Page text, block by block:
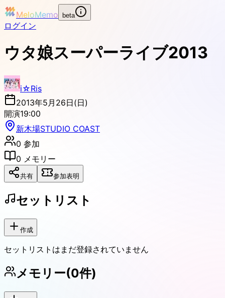
MeloMemo beta
ログイン
ウタ娘スーパーライブ2013
i☆Ris
2013年5月26日(日)
開演19:00
新木場STUDIO COAST
0 参加
0 メモリー
共有 参加表明
セットリスト
作成
セットリストはまだ登録されていません
メモリー(0件)